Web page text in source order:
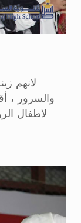
لانهم
والسرور ،